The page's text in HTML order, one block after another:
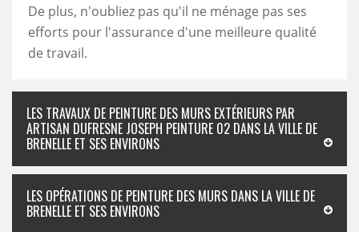
De plus, n'oubliez pas qu'il ne ménage pas ses
efforts pour l'assurance d'une meilleure qualité
de travail.
LES TRAVAUX DE PEINTURE DES MURS EXTÉRIEURS PAR
ARTISAN DUFRESNE JOSEPH PEINTURE 02 DANS LA VILLE DE
BRENELLE ET SES ENVIRONS
LES OPÉRATIONS DE PEINTURE DES MURS DANS LA VILLE DE
BRENELLE ET SES ENVIRONS